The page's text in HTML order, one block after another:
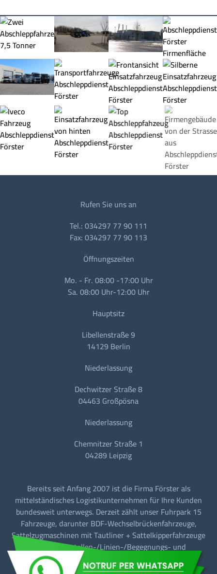
Rufen Sie uns an
Tel.: 034297 77 90 111
Fax: 034297 77 90 113
Öffnungszeiten
Mo. - Fr. 08:00 -17:00 Uhr
Sa. 08:00 Uhr-12:00 Uhr
Hauptsitz
Libellenstraße 9
14129 Berlin
Niederlassung
Dechwitzer Straße 8
04463 Großpösna
Niederlassung
Chemnitzer Straße 1
04289 Leipzig
Bereits seit Anfang 2007 ist die Firma Förster als
mittelständisches Logistikunternehmen für Ihre Kunden
bundesweit unterwegs. Derzeit zählt unser Fuhrpark 15
Fahrzeuge, darunter BDF-Wechselbrückenfahrzeuge,
Sattelzugmaschinen mit Tautliner + Sattelkipperfahrzeuge
für den Baustellen-/Linien-/Begegnungs- und